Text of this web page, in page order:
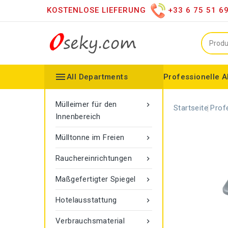
KOSTENLOSE LIEFERUNG +33 6 75 51
Professionelle
All Departments

Mülleimer für den
Innenbereich

Mülltonne im Freien

Rauchereinrichtungen

Maßgefertigter Spiegel

Hotelausstattung

Verbrauchsmaterial
Startseite